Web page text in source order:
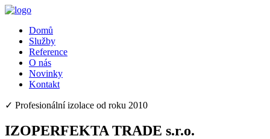
Domů
Služby
Reference
O nás
Novinky
Kontakt
✓ Profesionální izolace od roku 2010
IZOPERFEKTA TRADE s.r.o.